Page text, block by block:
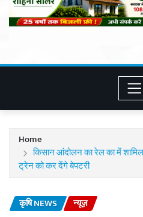
Home
किसान आंदोलन का रेल का में
ट्रेन को कर देंगे बेपटरी
कृषि NEWS न्यूज़